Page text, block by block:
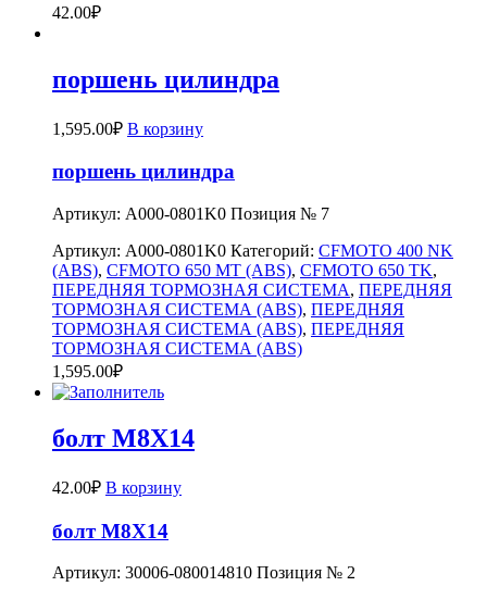
42.00₽
поршень цилиндра
1,595.00₽ В корзину
поршень цилиндра
Артикул: A000-0801K0 Позиция № 7
Артикул: A000-0801K0 Категорий: CFMOTO 400 NK
(ABS), CFMOTO 650 MT (ABS), CFMOTO 650 TK,
ПЕРЕДНЯЯ ТОРМОЗНАЯ СИСТЕМА, ПЕРЕДНЯЯ
ТОРМОЗНАЯ СИСТЕМА (ABS), ПЕРЕДНЯЯ
ТОРМОЗНАЯ СИСТЕМА (ABS), ПЕРЕДНЯЯ
ТОРМОЗНАЯ СИСТЕМА (ABS)
1,595.00₽
болт M8X14
42.00₽ В корзину
болт M8X14
Артикул: 30006-080014810 Позиция № 2